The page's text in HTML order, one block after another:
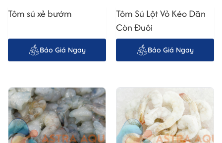
Tôm sú xẻ bướm
Báo Giá Ngay
Tôm Sú Lột Vỏ Kéo Dãn
Còn Đuôi
Báo Giá Ngay